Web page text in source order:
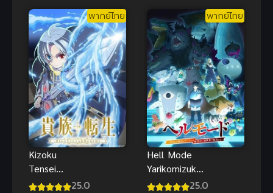
พากย์ไทย
Kizoku
Tensei
Megumareta25.0
พากย์ไทย
Hell Mode
Yarikomizuki
No Gamer25.0